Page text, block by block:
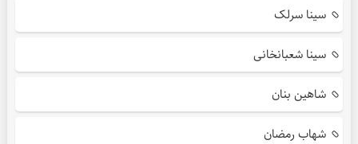
سینا سرلک
سینا شعبانخانی
شاهین بنان
شهاب رمضان